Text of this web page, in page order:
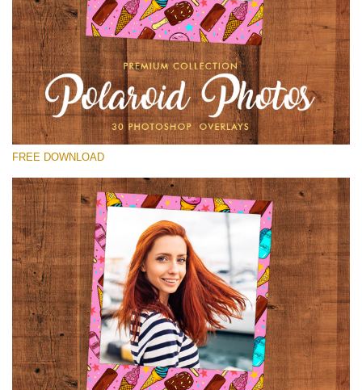
Por favor seleccione
Free Polaroid Overlay #23
Small 800*1027px
Polaroid Photos
(30 Overlays)
Light Sparkling
(740 Overlays)
Large 6000*4000px
Entire Collection
(1783 Overlays)
Large 6000*4000px
Descarga gratis
FREE DOWNLOAD